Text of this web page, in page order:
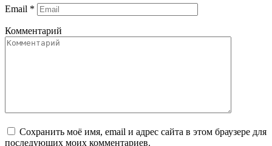
Email *
Комментарий
Сохранить моё имя, email и адрес сайта в этом браузере для
последующих моих комментариев.